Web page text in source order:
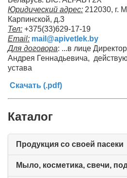
Юридический адрес: 212030, г.
Карпинской, д.3
Тел: +375(33)629-17-19
Email: mail@apivetlek.by
Для договора: ...в лице
Андрея Геннадьевича,
устава
Скачать (.pdf)
Каталог
Продукция со своей пасеки